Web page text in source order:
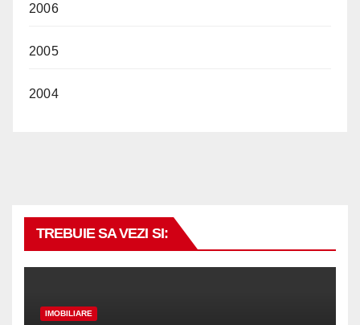
2006
2005
2004
TREBUIE SA VEZI SI:
IMOBILIARE